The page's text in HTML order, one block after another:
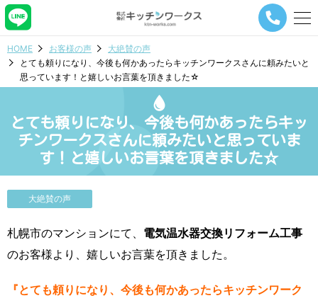
メ
ー
ビ
シ
タ
HOME お客様の声
大絶賛の声
とても頼りになり、今後も何かあったらキッチンワークスさんに頼みたいと
思っています！と嬉しいお言葉を頂きました☆
とても頼りになり、今後も何かあったらキッ
チンワークスさんに頼みたいと思っていま
す！と嬉しいお言葉を頂きました☆
大絶賛の声
札幌市のマンションにて、 電気温水器交換リフォーム工事
のお客様より、嬉しいお言葉を頂きました。
『とても頼りになり、今後も何かあったらキッチンワーク